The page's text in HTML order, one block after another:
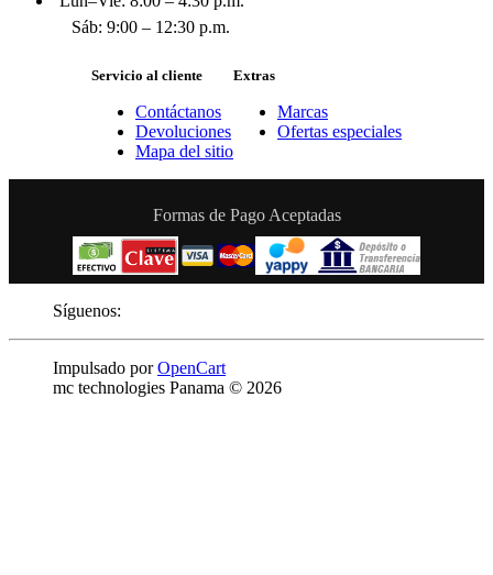
Sáb: 9:00 – 12:30 p.m.
Servicio al cliente
Contáctanos
Devoluciones
Mapa del sitio
Extras
Marcas
Ofertas especiales
Formas de Pago Aceptadas
Síguenos:
Impulsado porOpenCart
mc technologies Panama © 2026